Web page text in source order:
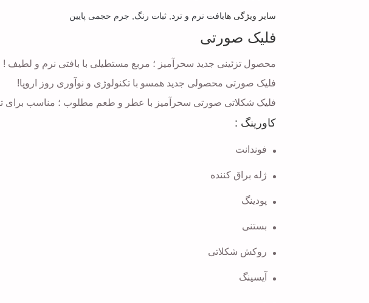
سایر ویژگی هابافت نرم و ترد, ثبات رنگ, جرم حجمی پایین
فلیک صورتی
محصول تزئینی جدید سحرآمیز ؛ مربع مستطیلی با بافتی نرم و لطیف !
فلیک صورتی محصولی جدید همسو با تکنولوژی و نوآوری روز اروپا!
فلیک شکلاتی صورتی سحرآمیز با عطر و طعم مطلوب ؛ مناسب برای
کاورینگ :
فوندانت
ژله براق کننده
پودینگ
بستنی
روکش شکلاتی
آیسینگ